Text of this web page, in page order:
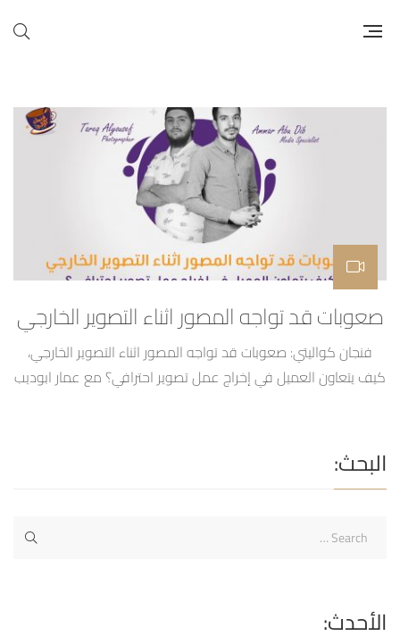
صعوبات قد تواجه المصور اثناء التصوير الخارجي
فنجان كواليتي: صعوبات قد تواجه المصور اثناء التصوير الخارجي،
كيف يتعاون العميل في إخراج عمل تصوير احترافي؟ مع عمار ابوديب
البحث:
الأحدث: